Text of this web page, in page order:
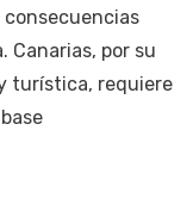
Canarias, por su
turística, requiere